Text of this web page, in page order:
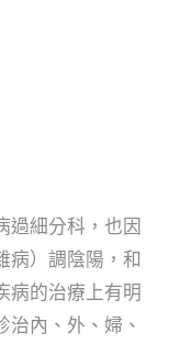
過細分科，也因
病）調陰陽，和
病的治療上有明
治內、外、婦、